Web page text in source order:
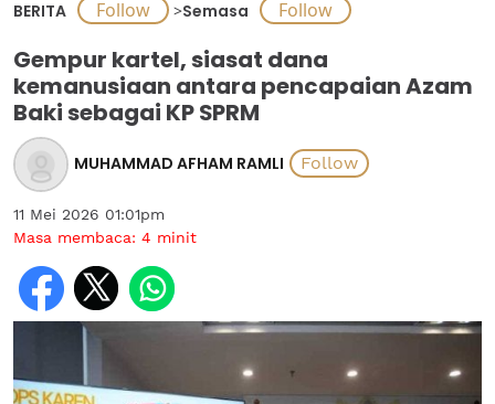
BERITA >Semasa
Gempur kartel, siasat dana
kemanusiaan antara pencapaian Azam
Baki sebagai KP SPRM
MUHAMMAD AFHAM RAMLI
11 Mei 2026 01:01pm
Masa membaca: 4 minit